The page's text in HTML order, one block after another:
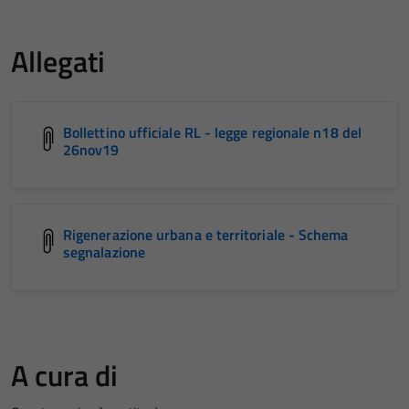
Allegati
Bollettino ufficiale RL - legge regionale n18 del
26nov19
Rigenerazione urbana e territoriale - Schema
segnalazione
A cura di